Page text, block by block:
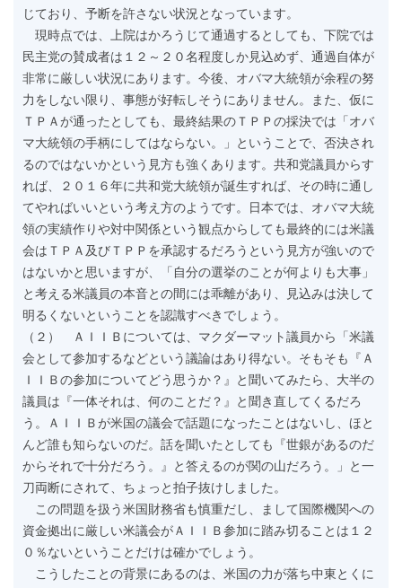
じており、予断を許さない状況となっています。
現時点では、上院はかろうじて通過するとしても、下院では
民主党の賛成者は１２～２０名程度しか見込めず、通過自体が
非常に厳しい状況にあります。今後、オバマ大統領が余程の努
力をしない限り、事態が好転しそうにありません。また、仮に
ＴＰＡが通ったとしても、最終結果のＴＰＰの採決では「オバ
マ大統領の手柄にしてはならない。」ということで、否決され
るのではないかという見方も強くあります。共和党議員からす
れば、２０１６年に共和党大統領が誕生すれば、その時に通し
てやればいいという考え方のようです。日本では、オバマ大統
領の実績作りや対中関係という観点からしても最終的には米議
会はＴＰＡ及びＴＰＰを承認するだろうという見方が強いので
はないかと思いますが、「自分の選挙のことが何よりも大事」
と考える米議員の本音との間には乖離があり、見込みは決して
明るくないということを認識すべきでしょう。
（２） ＡＩＩＢについては、マクダーマット議員から「米議
会として参加するなどという議論はあり得ない。そもそも『Ａ
ＩＩＢの参加についてどう思うか？』と聞いてみたら、大半の
議員は『一体それは、何のことだ？』と聞き直してくるだろ
う。ＡＩＩＢが米国の議会で話題になったことはないし、ほと
んど誰も知らないのだ。話を聞いたとしても『世銀があるのだ
からそれで十分だろう。』と答えるのが関の山だろう。」と一
刀両断にされて、ちょっと拍子抜けしました。
この問題を扱う米国財務省も慎重だし、まして国際機関への
資金拠出に厳しい米議会がＡＩＩＢ参加に踏み切ることは１２
０％ないということだけは確かでしょう。
こうしたことの背景にあるのは、米国の力が落ち中東とくに